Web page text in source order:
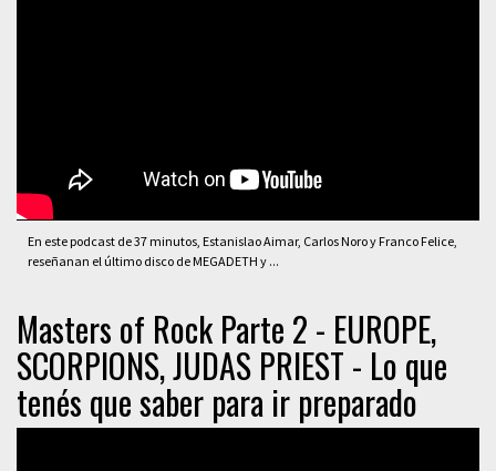
En este podcast de 37 minutos, Estanislao Aimar, Carlos Noro y Franco Felice,
reseñanan el último disco de MEGADETH y ...
Masters of Rock Parte 2 - EUROPE,
SCORPIONS, JUDAS PRIEST - Lo que
tenés que saber para ir preparado